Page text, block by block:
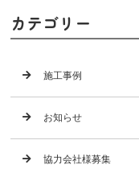
カテゴリー
施工事例
お知らせ
協力会社様募集